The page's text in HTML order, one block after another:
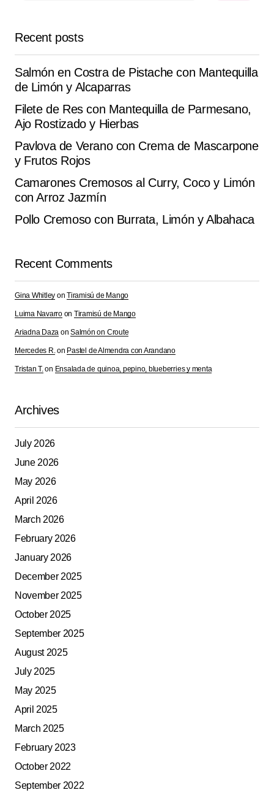
What a delight! . it turned out delicious, thanks for the
tips.
Luke Johnson
October 4, 2025 at 3:52 pm
Reply
Your email address will not be published.
Required fields are marked
Alternative:
Recent posts
Salmón en Costra de Pistache con Mantequilla
de Limón y Alcaparras
Filete de Res con Mantequilla de Parmesano,
Ajo Rostizado y Hierbas
Pavlova de Verano con Crema de Mascarpone
y Frutos Rojos
Camarones Cremosos al Curry, Coco y Limón
con Arroz Jazmín
Pollo Cremoso con Burrata, Limón y Albahaca
Recent Comments
Gina Whitley onTiramisú de Mango
Luima Navarroon Tiramisú de Mango
Ariadna Daza onSalmón on Croute
Mercedes R. on Pastel de Almendra con Arandano
Tristan T. on Ensalada de quinoa, pepino, blueberries y menta
Archives
July 2026
June 2026
May 2026
April 2026
March 2026
February 2026
January 2026
December 2025
November 2025
October 2025
September 2025
August 2025
July 2025
May 2025
April 2025
March 2025
February 2023
October 2022
September 2022